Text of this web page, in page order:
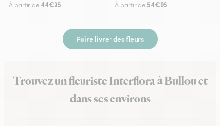
À partir de44€95 À partir de 54€95
Faire livrer des fleurs
Trouvez un fleuriste Interflora à Bullou et
dans ses environs